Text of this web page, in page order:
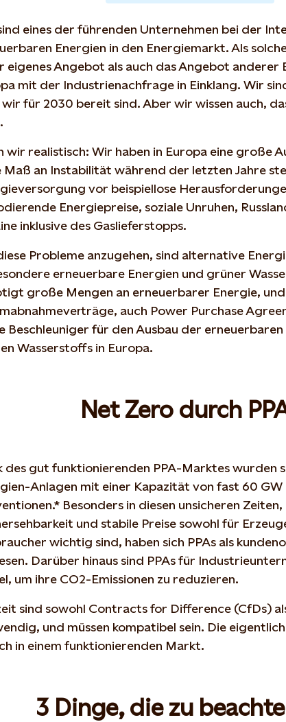
eines der führenden Unternehmen bei der
Energien in den Energiemarkt. Als
eigenes Angebot als auch das Angebot anderer
mit der Industrienachfrage in Einklang. Wir
wir für 2030 bereit sind. Aber wir wissen auch,
wir realistisch: Wir haben in Europa eine große
Maß an Instabilität während der letzten Jahre
vor beispiellose
Energiepreise, soziale Unruhen,
inklusive des Gaslieferstopps.
Probleme anzugehen, sind alternative
erneuerbare Energien und grüner
große Mengen an erneuerbarer Energie, und
auch Power Purchase
Beschleuniger für den Ausbau der
Wasserstoffs in Europa.
Net Zero durch
des gut funktionierenden PPA-Marktes wurden
Anlagen mit einer Kapazität von fast 60 GW
Besonders in diesen unsicheren
und stabile Preise sowohl für
wichtig sind, haben sich PPAs als
Darüber hinaus sind PPAs für
um ihre CO2-Emissionen zu reduzieren.
sind sowohl Contracts for Difference (CfDs)
und müssen kompatibel sein. Die
in einem funktionierenden Markt.
3 Dinge, die zu